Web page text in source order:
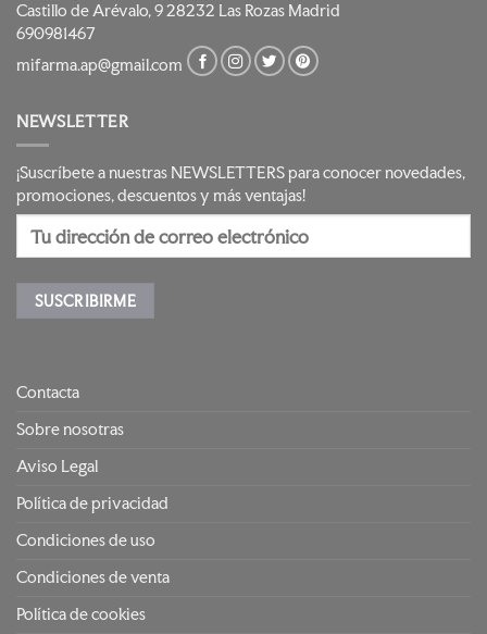
Castillo de Arévalo, 9 28232 Las Rozas Madrid
690981467
mifarma.ap@gmail.com
NEWSLETTER
¡Suscríbete a nuestras NEWSLETTERS para conocer novedades,
promociones, descuentos y más ventajas!
Contacta
Sobre nosotras
Aviso Legal
Política de privacidad
Condiciones de uso
Condiciones de venta
Política de cookies